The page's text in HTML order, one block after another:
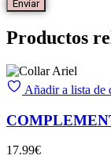
Productos
Añadir a lista de
17.99€